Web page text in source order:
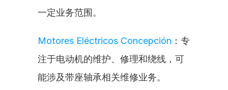
一定业务范围。
Motores Eléctricos Concepción ：专
注于电动机的维护、修理和绕线，可
能涉及带座轴承相关维修业务。